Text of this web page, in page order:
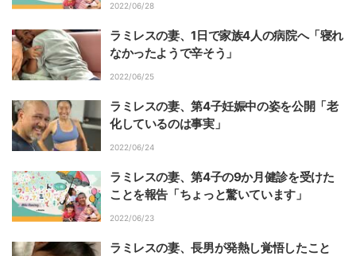
2022/06/28
ラミレスの妻、1日で家族4人の病院へ「寝れ
なかったようで辛そう」
2022/06/25
ラミレスの妻、第4子妊娠中の姿を公開「老
化しているのは事実」
2022/06/24
ラミレスの妻、第4子の9か月健診を受けた
ことを報告「ちょっと驚いています」
2022/06/23
ラミレスの妻、長男が発熱し覚悟したこと